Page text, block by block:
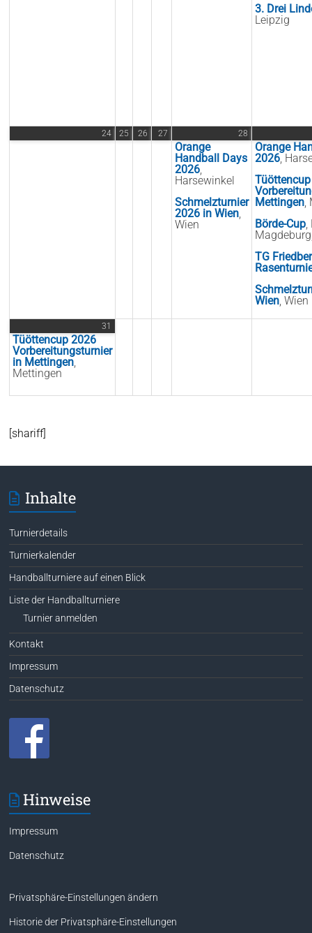
3. Drei
Leipzig
24 25 26 27 28
Orange
Handball Days
2026,
Harsewinkel
Schmelzturnier
2026 in Wien,
Wien
Orange
2026,
Mettingen,
Börde-Cup,
TG
Wien, Wien
31
Tüöttencup 2026
Vorbereitungsturnier
in Mettingen,
Mettingen
[shariff]
Inhalte
Turnierdetails
Turnierkalender
Handballturniere auf einen Blick
Liste der Handballturniere
Turnier anmelden
Kontakt
Impressum
Datenschutz
Hinweise
Impressum
Datenschutz
Privatsphäre-Einstellungen ändern
Historie der Privatsphäre-Einstellungen